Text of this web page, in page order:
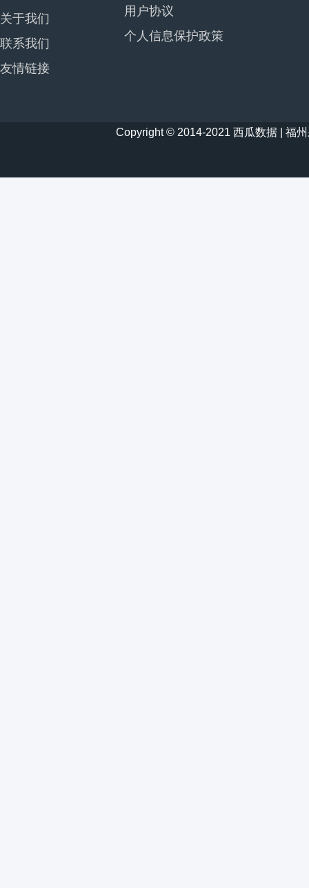
关于我们
联系我们
友情链接
用户协议
个人信息保护政策
Copyright © 2014-2021 西瓜数据 | 福